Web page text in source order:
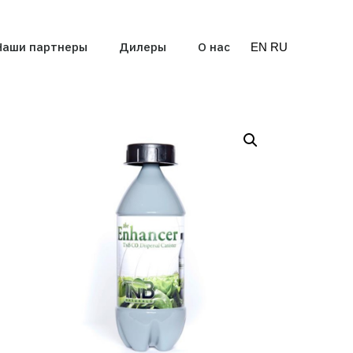
партнеры Дилеры О нас EN RU